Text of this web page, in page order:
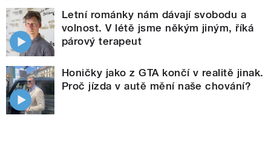
Letní románky nám dávají svobodu a
volnost. V létě jsme někým jiným, říká
párový terapeut
Honičky jako z GTA končí v realitě jinak.
Proč jízda v autě mění naše chování?